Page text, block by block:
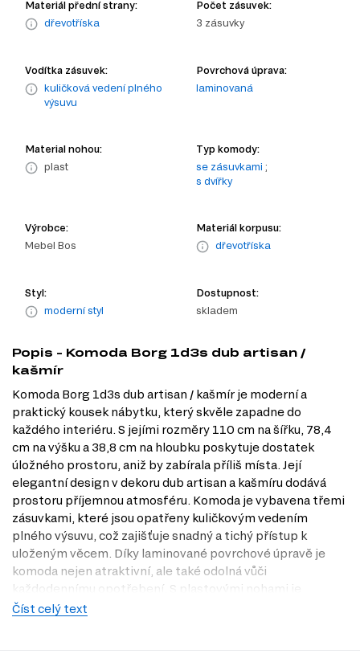
Materiál přední strany:
dřevotříska
Počet zásuvek:
3 zásuvky
Vodítka zásuvek:
kuličková vedení plného
výsuvu
Povrchová úprava:
laminovaná
Material nohou:
plast
Typ komody:
se zásuvkami ;
s dvířky
Výrobce:
Mebel Bos
Materiál korpusu:
dřevotříska
Styl:
moderní styl
Dostupnost:
skladem
Popis - Komoda Borg 1d3s dub artisan /
kašmír
Komoda Borg 1d3s dub artisan / kašmír je moderní a
praktický kousek nábytku, který skvěle zapadne do
každého interiéru. S jejími rozměry 110 cm na šířku, 78,4
cm na výšku a 38,8 cm na hloubku poskytuje dostatek
úložného prostoru, aniž by zabírala příliš místa. Její
elegantní design v dekoru dub artisan a kašmíru dodává
prostoru příjemnou atmosféru. Komoda je vybavena třemi
zásuvkami, které jsou opatřeny kuličkovým vedením
plného výsuvu, což zajišťuje snadný a tichý přístup k
uloženým věcem. Díky laminované povrchové úpravě je
komoda nejen atraktivní, ale také odolná vůči
každodennímu opotřebení. S plastovými nohami je
zajištěna stabilita a snadná údržba. Navštivte naši
Číst celý text